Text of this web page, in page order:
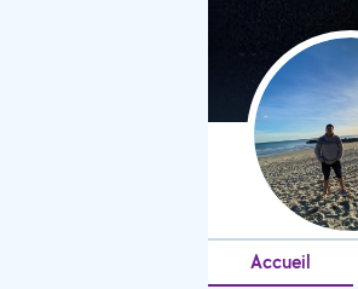
Accueil